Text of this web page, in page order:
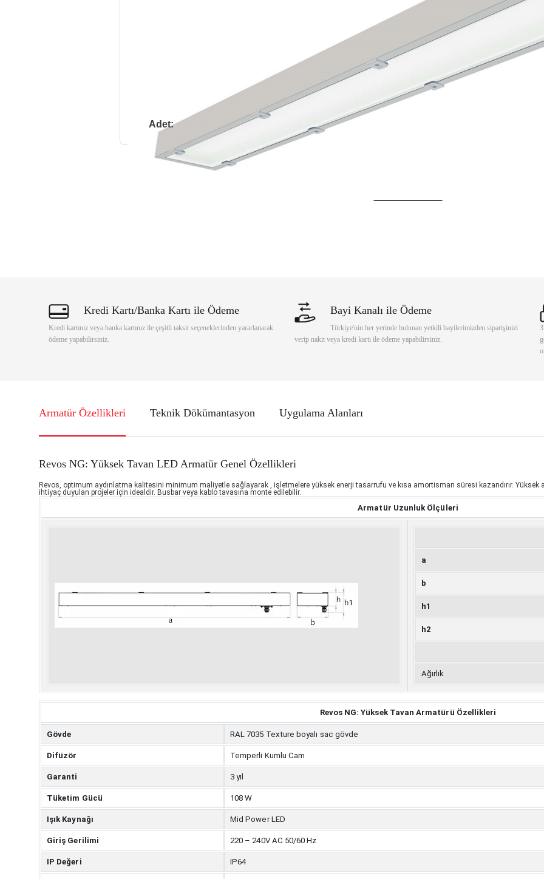
Adet:
REVOS NG 108W 6500K Yüksek Tavan LED Armatür 12500lm
Kredi Kartı/Banka Kartı ile Ödeme
Kredi kartınız veya banka kartınız ile çeşitli taksit seçeneklerinden yararlanarak
ödeme yapabilirsiniz.
Bayi Kanalı ile Ödeme
Türkiye'nin her yerinde bulunan yetkili bayilerimizden siparişinizi
verip nakit veya kredi kartı ile ödeme yapabilirsiniz.
Armatür Özellikleri Teknik Dökümantasyon Uygulama Alanları
Revos NG: Yüksek Tavan LED Armatür Genel Özellikleri
Revos, optimum aydınlatma kalitesini minimum maliyetle sağlayarak , işletmelere yüksek enerji tasarrufu ve kısa amortisman süresi kazandırır.
ihtiyaç duyulan projeler için idealdir. Busbar veya kablo tavasına monte edilebilir.
Armatür Uzunluk Ölçüleri
a
b
h1
h2
Ağırlık
Revos NG: Yüksek Tavan Armatürü Özellikleri
Gövde RAL 7035 Texture boyalı sac gövde
Difüzör Temperli Kumlu Cam
Garanti 3 yıl
Tüketim Gücü 108 W
Işık Kaynağı Mid Power LED
Giriş Gerilimi 220 – 240V AC 50/60 Hz
IP Değeri IP64